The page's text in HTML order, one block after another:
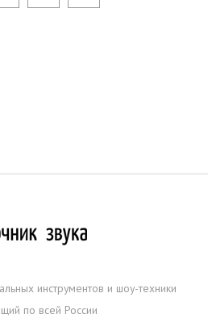
инструментов и шоу-техники
по всей России